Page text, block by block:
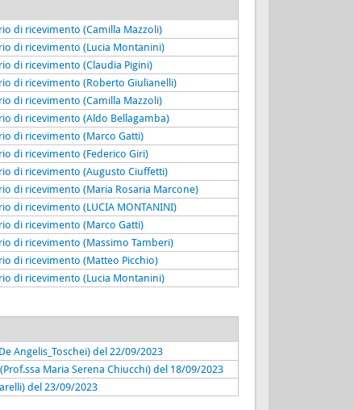
di ricevimento (Camilla Mazzoli)
di ricevimento (Lucia Montanini)
di ricevimento (Claudia Pigini)
di ricevimento (Roberto Giulianelli)
di ricevimento (Camilla Mazzoli)
di ricevimento (Aldo Bellagamba)
di ricevimento (Marco Gatti)
di ricevimento (Federico Giri)
di ricevimento (Augusto Ciuffetti)
di ricevimento (Maria Rosaria Marcone)
di ricevimento (LUCIA MONTANINI)
di ricevimento (Marco Gatti)
di ricevimento (Massimo Tamberi)
di ricevimento (Matteo Picchio)
di ricevimento (Lucia Montanini)
Angelis_Toschei) del 22/09/2023
Maria Serena Chiucchi) del 18/09/2023
del 23/09/2023